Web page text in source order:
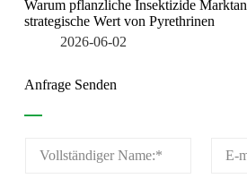
Warum pflanzliche Insektizide
strategische Wert von Pyrethrinen
2026-06-02
Anfrage Senden